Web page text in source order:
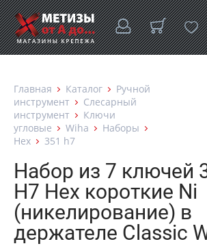
Главная Каталог
Ручной
инструмент
Слесарный
инструмент
Ключи
угловые
Wiha
Наборы
Hex
351 h7
Набор из 7 ключей
H7 Hex короткие Ni
(никелирование) в
держателе Classic